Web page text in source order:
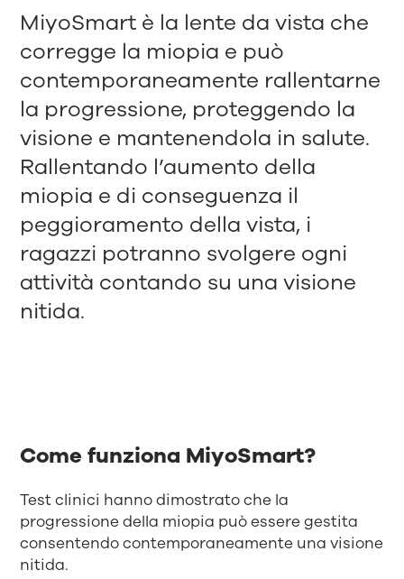
MiyoSmart è la lente da vista che
corregge la miopia e può
contemporaneamente rallentarne
la progressione, proteggendo la
visione e mantenendola in salute.
Rallentando l’aumento della
miopia e di conseguenza il
peggioramento della vista, i
ragazzi potranno svolgere ogni
attività contando su una visione
nitida.
Come funziona MiyoSmart?
Test clinici hanno dimostrato che la
progressione della miopia può essere gestita
consentendo contemporaneamente una visione
nitida.